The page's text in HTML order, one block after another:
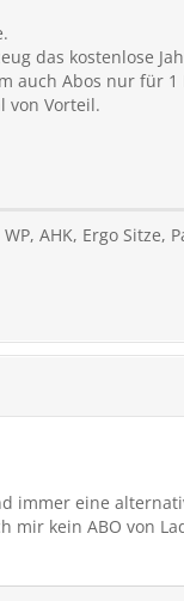
das kostenlose
auch Abos nur für
von Vorteil.
AHK, Ergo Sitze,
immer eine
mir kein ABO von